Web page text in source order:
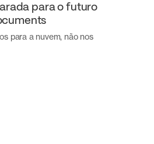
para o futuro
para a nuvem, não nos